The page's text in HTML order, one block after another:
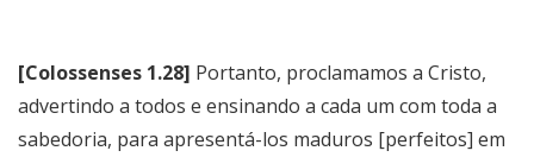
[Colossenses 1.28] Portanto, proclamamos a Cristo,
advertindo a todos e ensinando a cada um com toda a
sabedoria, para apresentá-los maduros [perfeitos] em